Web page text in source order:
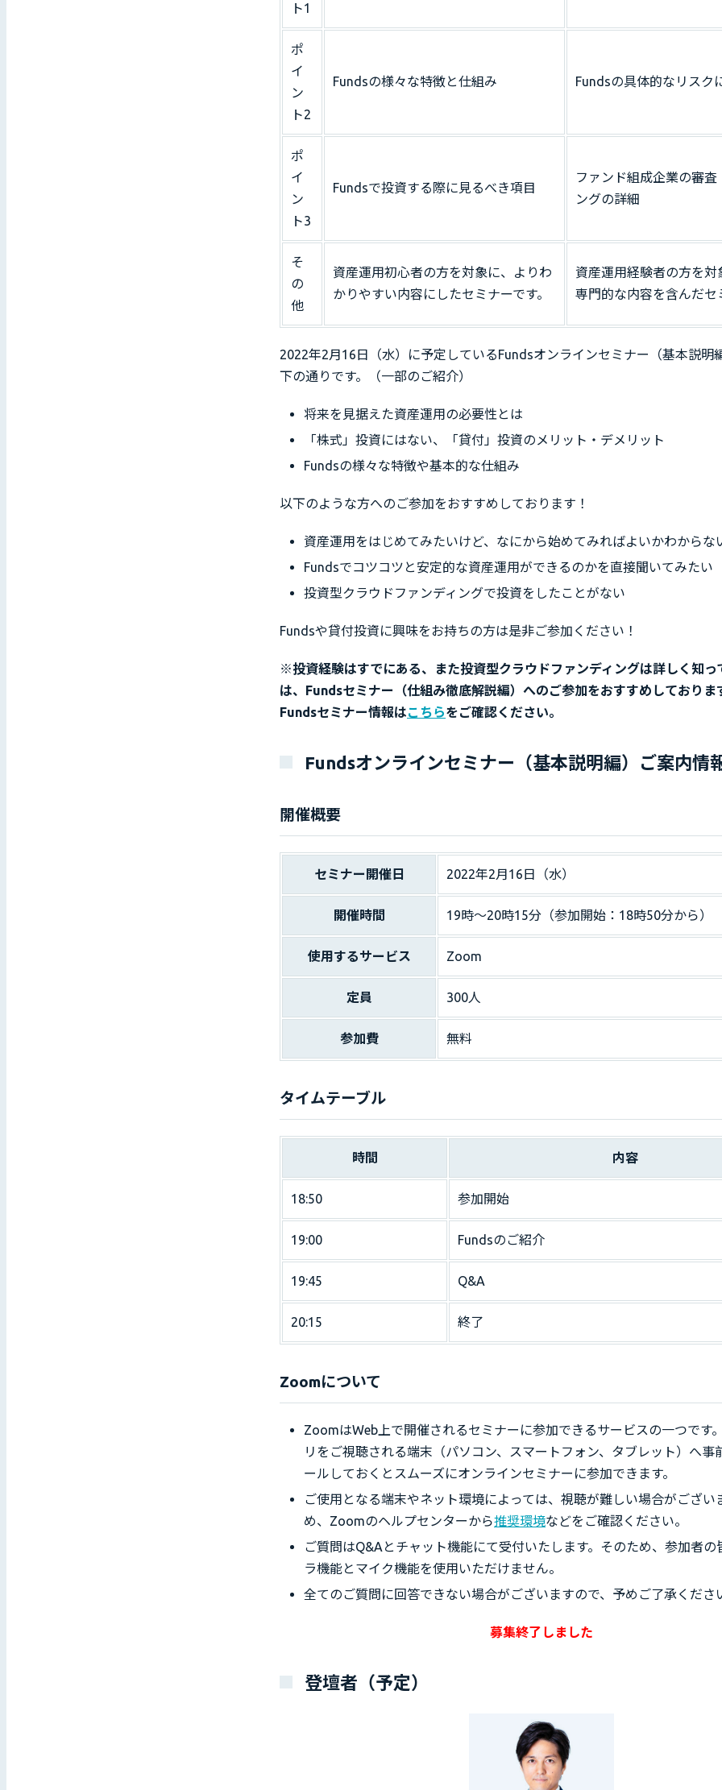
ト1
ポ
イ
ン
ト2
Fundsの様々な特徴と仕組み Fundsの具体的なリスク
ポ
イ
ン
ト3
Fundsで投資する際に見るべき項目
ファンド組成企業の審査
ングの詳細
そ
の
他
資産運用初心者の方を対象に、よりわ
かりやすい内容にしたセミナーです。
資産運用経験者の方を対
専門的な内容を含んだセ
2022年2月16日（水）に予定しているFundsオンラインセミナー（基本説明
下の通りです。（一部のご紹介）
将来を見据えた資産運用の必要性とは
「株式」投資にはない、「貸付」投資のメリット・デメリット
Fundsの様々な特徴や基本的な仕組み
以下のような方へのご参加をおすすめしております！
資産運用をはじめてみたいけど、なにから始めてみればよいかわからな
Fundsでコツコツと安定的な資産運用ができるのかを直接聞いてみたい
投資型クラウドファンディングで投資をしたことがない
Fundsや貸付投資に興味をお持ちの方は是非ご参加ください！
※投資経験はすでにある、また投資型クラウドファンディングは詳しく知っ
は、Fundsセミナー（仕組み徹底解説編）へのご参加をおすすめしておりま
Fundsセミナー情報はこちらをご確認ください。
Fundsオンラインセミナー（基本説明編）ご案内情
開催概要
セミナー開催日 2022年2月16日（水）
開催時間 19時〜20時15分（参加開始：18時50分から）
使用するサービス Zoom
定員 300人
参加費 無料
タイムテーブル
時間 内容
18:50 参加開始
19:00 Fundsのご紹介
19:45 Q&A
20:15 終了
Zoomについて
ZoomはWeb上で開催されるセミナーに参加できるサービスの一つです
リをご視聴される端末（パソコン、スマートフォン、タブレット）へ事
ールしておくとスムーズにオンラインセミナーに参加できます。
ご使用となる端末やネット環境によっては、視聴が難しい場合がござい
め、Zoomのヘルプセンターから推奨環境などをご確認ください。
ご質問はQ&Aとチャット機能にて受付いたします。そのため、 参加者の
ラ機能とマイク機能を使用いただけません。
全てのご質問に回答できない場合がございますので、予めご了承くださ
募集終了しました
登壇者（予定）